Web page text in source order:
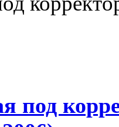
под